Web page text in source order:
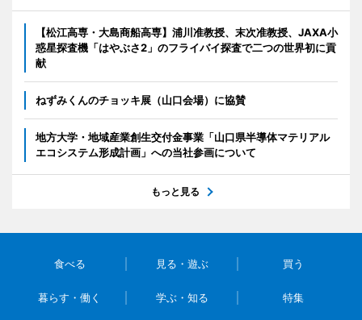
【松江高専・大島商船高専】浦川准教授、末次准教授、JAXA小
惑星探査機「はやぶさ2」のフライバイ探査で二つの世界初に貢
献
ねずみくんのチョッキ展（山口会場）に協賛
地方大学・地域産業創生交付金事業「山口県半導体マテリアル
エコシステム形成計画」への当社参画について
もっと見る
食べる 見る・遊ぶ 買う
暮らす・働く 学ぶ・知る 特集